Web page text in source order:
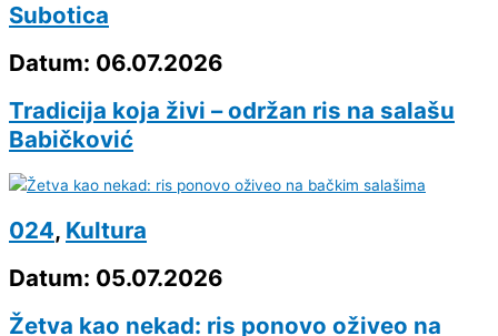
Subotica
Datum: 06.07.2026
Tradicija koja živi – održan ris na salašu
Babičković
024, Kultura
Datum: 05.07.2026
Žetva kao nekad: ris ponovo oživeo na